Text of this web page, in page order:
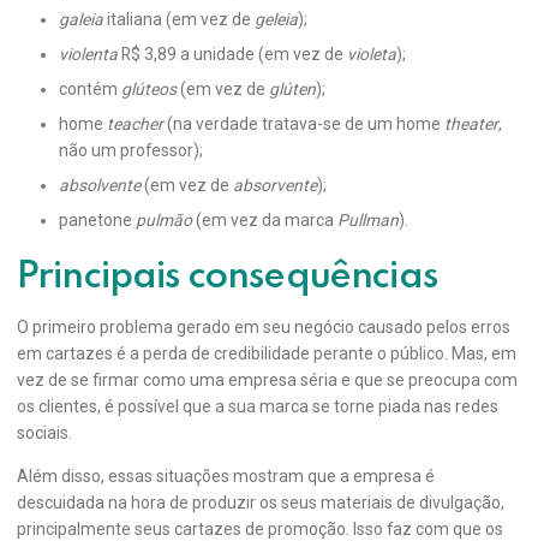
galeiaitaliana (em vez de geleia);
violenta R$ 3,89 a unidade (em vez de violeta);
contém glúteos(em vez de glúten);
home teacher(na verdade tratava-se de um home theater,
não um professor);
absolvente(em vez de absorvente);
panetone pulmão(em vez da marca Pullman).
Principais consequências
O primeiro problema gerado em seu negócio causado pelos erros
em cartazes é a perda de credibilidade perante o público. Mas, em
vez de se firmar como uma empresa séria e que se preocupa com
os clientes, é possível que a sua marca se torne piada nas redes
sociais.
Além disso, essas situações mostram que a empresa é
descuidada na hora de produzir os seus materiais de divulgação,
principalmente seus cartazes de promoção. Isso faz com que os